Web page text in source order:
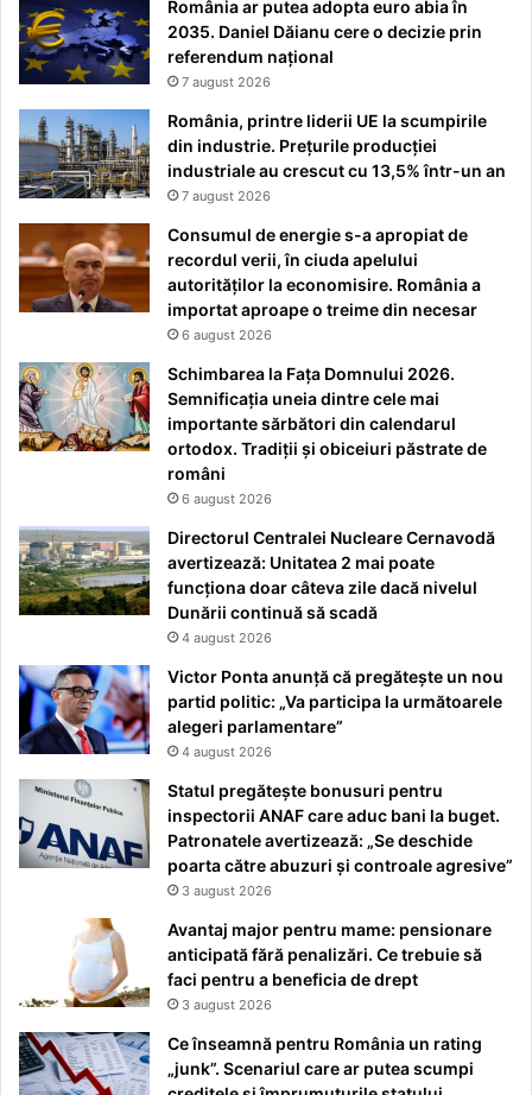
România ar putea adopta euro abia în
2035. Daniel Dăianu cere o decizie prin
referendum național
7 august 2026
România, printre liderii UE la scumpirile
din industrie. Prețurile producției
industriale au crescut cu 13,5% într-un an
7 august 2026
Consumul de energie s-a apropiat de
recordul verii, în ciuda apelului
autorităților la economisire. România a
importat aproape o treime din necesar
6 august 2026
Schimbarea la Fața Domnului 2026.
Semnificația uneia dintre cele mai
importante sărbători din calendarul
ortodox. Tradiții și obiceiuri păstrate de
români
6 august 2026
Directorul Centralei Nucleare Cernavodă
avertizează: Unitatea 2 mai poate
funcționa doar câteva zile dacă nivelul
Dunării continuă să scadă
4 august 2026
Victor Ponta anunță că pregătește un nou
partid politic: „Va participa la următoarele
alegeri parlamentare”
4 august 2026
Statul pregătește bonusuri pentru
inspectorii ANAF care aduc bani la buget.
Patronatele avertizează: „Se deschide
poarta către abuzuri și controale agresive”
3 august 2026
Avantaj major pentru mame: pensionare
anticipată fără penalizări. Ce trebuie să
faci pentru a beneficia de drept
3 august 2026
Ce înseamnă pentru România un rating
„junk”. Scenariul care ar putea scumpi